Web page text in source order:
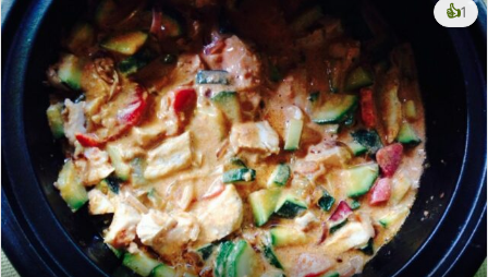
👍1